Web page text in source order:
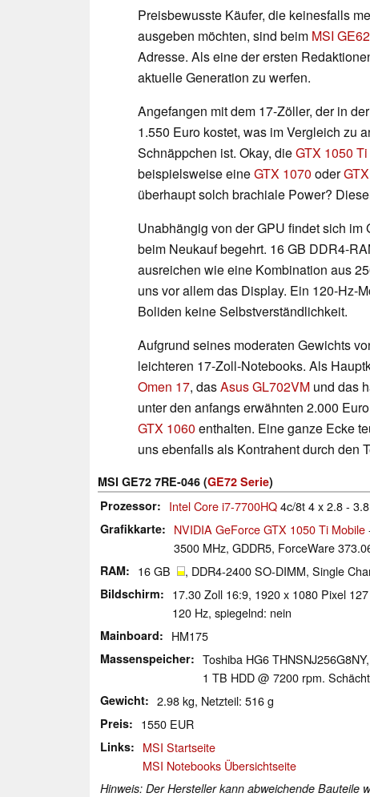
Preisbewusste Käufer, die keinesfalls
ausgeben möchten, sind beim MSI GE62
Adresse. Als eine der ersten
aktuelle Generation zu werfen.
Angefangen mit dem 17-Zöller, der in
1.550 Euro kostet, was im Vergleich zu
Schnäppchen ist. Okay, dieGTX 1050 Ti
beispielsweise eineGTX 1070 oder
überhaupt solch brachiale Power?
Unabhängig von der GPU findet sich
beim Neukauf begehrt. 16 GB DDR4-
ausreichen wie eine Kombination aus
uns vor allem das Display. Ein 120-Hz-
Boliden keine Selbstverständlichkeit.
Aufgrund seines moderaten Gewichts
leichteren 17-Zoll-Notebooks. Als
Omen 17, dasAsus GL702VM und das
unter den anfangs erwähnten 2.000
GTX 1060 enthalten. Eine ganze Ecke
uns ebenfalls als Kontrahent durch den
MSI GE72 7RE-046 (GE72 Serie)
Prozessor
Intel Core i7-7700HQ4c/8t 4 x 2.8 -
Grafikkarte NVIDIA GeForce GTX 1050 Ti Mobile
3500 MHz, GDDR5, ForceWare
RAM 16 GB , DDR4-2400 SO-DIMM, Single
Bildschirm
17.30 Zoll 16:9, 1920 x 1080 Pixel
120 Hz, spiegelnd: nein
Mainboard HM175
Massenspeicher Toshiba HG6
1 TB HDD @ 7200 rpm.
Gewicht 2.98 kg, Netzteil: 516 g
Preis 1550 EUR
Links
MSI Startseite
MSI Notebooks Übersichtseite
Hinweis: Der Hersteller kann abweichende Bauteile